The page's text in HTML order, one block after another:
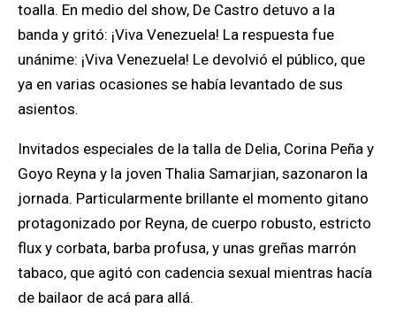
toalla. En medio del show, De Castro detuvo a la
banda y gritó: ¡Viva Venezuela! La respuesta fue
unánime: ¡Viva Venezuela! Le devolvió el público, que
ya en varias ocasiones se había levantado de sus
asientos.
Invitados especiales de la talla de Delia, Corina Peña y
Goyo Reyna y la joven Thalia Samarjian, sazonaron la
jornada. Particularmente brillante el momento gitano
protagonizado por Reyna, de cuerpo robusto, estricto
flux y corbata, barba profusa, y unas greñas marrón
tabaco, que agitó con cadencia sexual mientras hacía
de bailaor de acá para allá.